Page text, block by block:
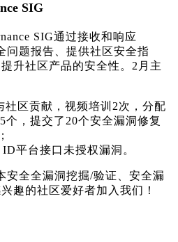
SIG
SIG通过接收和响应
问题报告、提供社区安全指
升社区产品的安全性。2月主
社区贡献，视频培训2次，分配
个，提交了20个安全漏洞修复
平台接口未授权漏洞。
安全全漏洞挖掘/验证、安全漏
趣的社区爱好者加入我们！